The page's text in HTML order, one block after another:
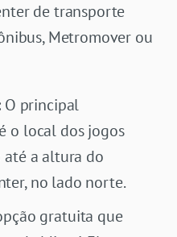
de transporte
Metromover ou
O principal
o local dos jogos
até a altura do
no lado norte.
gratuita que